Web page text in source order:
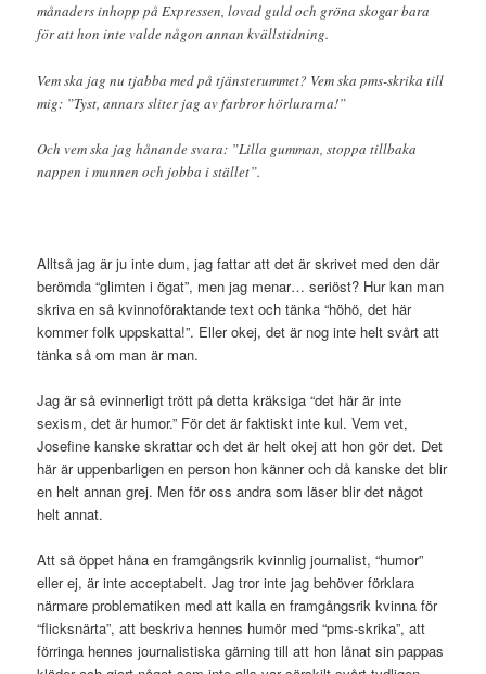
månaders inhopp på Expressen, lovad guld och gröna skogar bara
för att hon inte valde någon annan kvällstidning.
Vem ska jag nu tjabba med på tjänsterummet? Vem ska pms-skrika till
mig: ”Tyst, annars sliter jag av farbror hörlurarna!”
Och vem ska jag hånande svara: ”Lilla gumman, stoppa tillbaka
nappen i munnen och jobba i stället”.
Alltså jag är ju inte dum, jag fattar att det är skrivet med den där
berömda “glimten i ögat”, men jag menar… seriöst? Hur kan man
skriva en så kvinnoföraktande text och tänka “höhö, det här
kommer folk uppskatta!”. Eller okej, det är nog inte helt svårt att
tänka så om man är man.
Jag är så evinnerligt trött på detta kräksiga “det här är inte
sexism, det är humor.” För det är faktiskt inte kul. Vem vet,
Josefine kanske skrattar och det är helt okej att hon gör det. Det
här är uppenbarligen en person hon känner och då kanske det blir
en helt annan grej. Men för oss andra som läser blir det något
helt annat.
Att så öppet håna en framgångsrik kvinnlig journalist, “humor”
eller ej, är inte acceptabelt. Jag tror inte jag behöver förklara
närmare problematiken med att kalla en framgångsrik kvinna för
“flicksnärta”, att beskriva hennes humör med “pms-skrika”, att
förringa hennes journalistiska gärning till att hon lånat sin pappas